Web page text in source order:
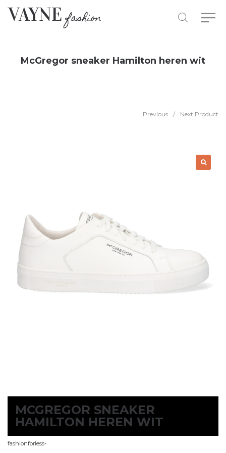
McGregor sneaker Hamilton heren wit
Previous / Next Product
MCGREGOR SNEAKER
HAMILTON HEREN WIT
fashionforless-